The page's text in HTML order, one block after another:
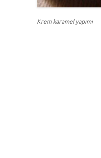
Krem karamel yapımı